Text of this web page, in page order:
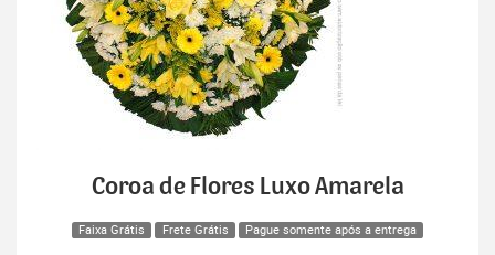
Coroa de Flores Luxo Amarela
Faixa Grátis Frete Grátis Pague somente após a entrega